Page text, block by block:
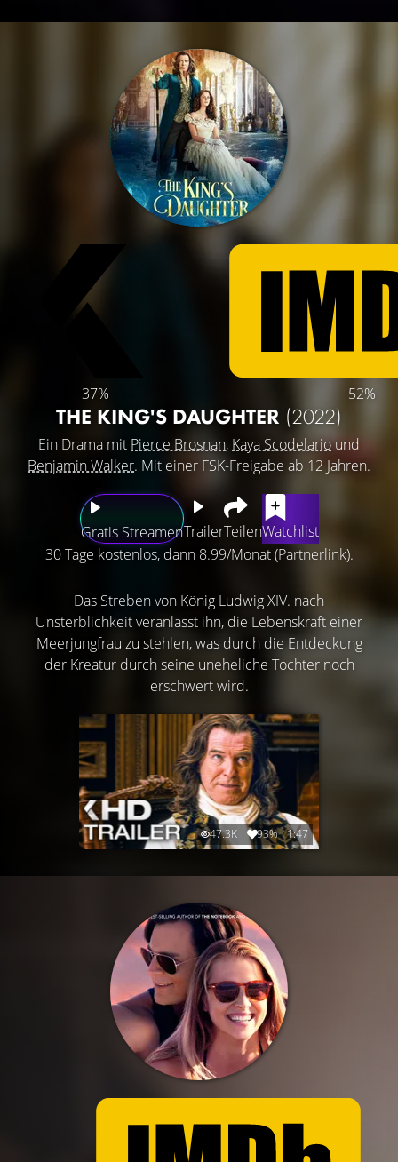
37% 52%
THE KING'S DAUGHTER (2022)
Ein Drama mit Pierce Brosnan, Kaya Scodelariound
Benjamin Walker. Mit einer FSK-Freigabe ab 12 Jahren.
Gratis StreamenTrailerTeilenWatchlist
30 Tage kostenlos, dann 8.99/Monat (Partnerlink).
Das Streben von König Ludwig XIV. nach
Unsterblichkeit veranlasst ihn, die Lebenskraft einer
Meerjungfrau zu stehlen, was durch die Entdeckung
der Kreatur durch seine uneheliche Tochter noch
erschwert wird.
47.3K 93% 1:47